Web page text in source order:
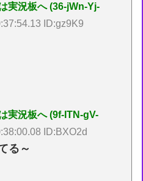
実況板へ (36-jWn-Yj-
ID:gz9K9
実況板へ (9f-ITN-gV-
ID:BXO2d
る～